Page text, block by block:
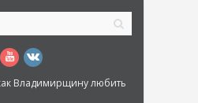
Владимирщину любить